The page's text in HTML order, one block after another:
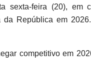
sexta-feira (20), em
da República em
competitivo em